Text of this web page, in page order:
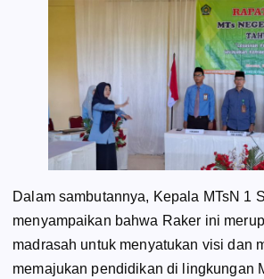
Dalam sambutannya, Kepala MTsN 1
menyampaikan bahwa Raker ini
madrasah untuk menyatukan visi dan
memajukan pendidikan di lingkungan